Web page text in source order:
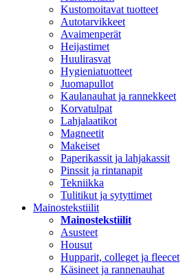
Kustomoitavat tuotteet
Autotarvikkeet
Avaimenperät
Heijastimet
Huulirasvat
Hygieniatuotteet
Juomapullot
Kaulanauhat ja rannekkeet
Korvatulpat
Lahjalaatikot
Magneetit
Makeiset
Paperikassit ja lahjakassit
Pinssit ja rintanapit
Tekniikka
Tulitikut ja sytyttimet
Mainostekstiilit
Mainostekstiilit
Asusteet
Housut
Hupparit, colleget ja fleecet
Käsineet ja rannenauhat